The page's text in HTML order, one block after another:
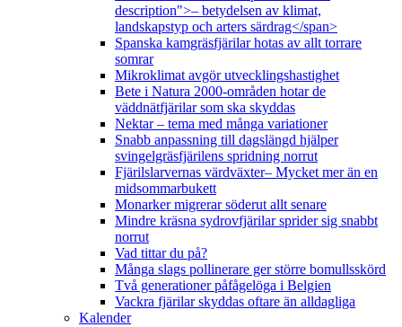
description">– betydelsen av klimat,
landskapstyp och arters särdrag</span>
Spanska kamgräsfjärilar hotas av allt torrare
somrar
Mikroklimat avgör utvecklingshastighet
Bete i Natura 2000-områden hotar de
väddnätfjärilar som ska skyddas
Nektar – tema med många variationer
Snabb anpassning till dagslängd hjälper
svingelgräsfjärilens spridning norrut
Fjärilslarvernas värdväxter– Mycket mer än en
midsommarbukett
Monarker migrerar söderut allt senare
Mindre kräsna sydrovfjärilar sprider sig snabbt
norrut
Vad tittar du på?
Många slags pollinerare ger större bomullsskörd
Två generationer påfågelöga i Belgien
Vackra fjärilar skyddas oftare än alldagliga
Kalender